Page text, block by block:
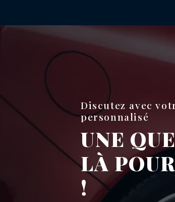
Discutez avec
personnalisé
UNE
LÀ
!